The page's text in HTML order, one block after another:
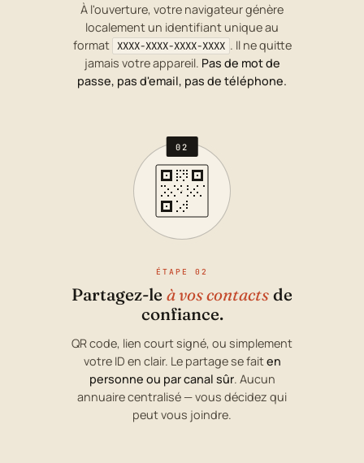
À l'ouverture, votre navigateur génère
localement un identifiant unique au
format XXXX-XXXX-XXXX-XXXX . Il ne quitte
jamais votre appareil. Pas de mot de
passe, pas d'email, pas de téléphone.
02
ÉTAPE 02
Partagez-le à vos contacts de
confiance.
QR code, lien court signé, ou simplement
votre ID en clair. Le partage se faiten
personne ou par canal sûr. Aucun
annuaire centralisé — vous décidez qui
peut vous joindre.